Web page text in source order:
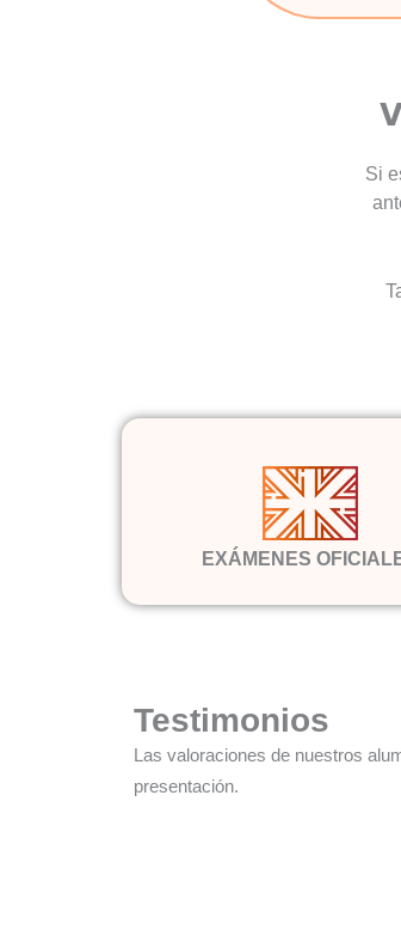
Si
EXÁMENES
Testimonios
Las valoraciones de nuestros
presentación.